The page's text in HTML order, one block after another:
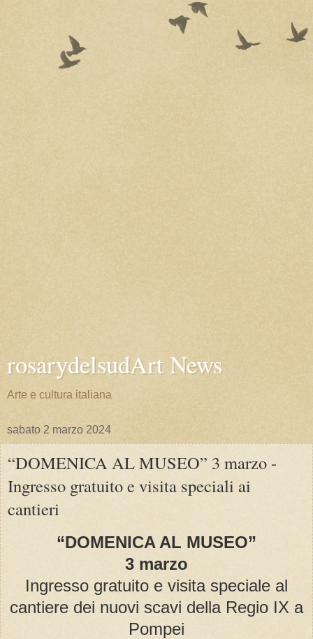
rosarydelsudArt News
Arte e cultura italiana
sabato 2 marzo 2024
“DOMENICA AL MUSEO” 3 marzo -
Ingresso gratuito e visita speciali ai
cantieri
“DOMENICA AL MUSEO”
3 marzo
Ingresso gratuito e visita speciale al
cantiere dei nuovi scavi della Regio IX a
Pompei